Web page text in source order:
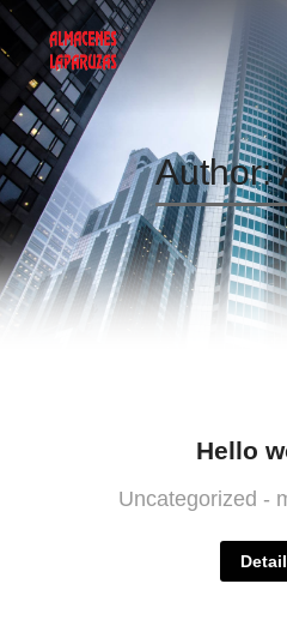
Author:
Hello
Uncategorized